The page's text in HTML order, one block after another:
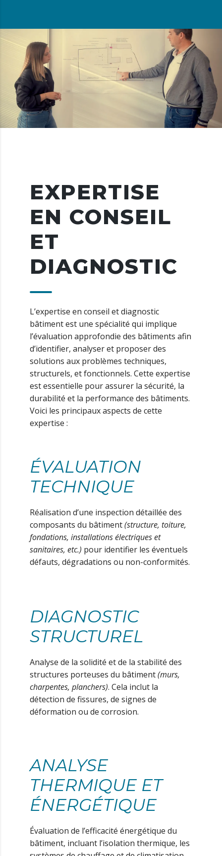
EXPERTISE
EN CONSEIL
ET
DIAGNOSTIC
L’expertise en conseil et diagnostic
bâtiment est une spécialité qui implique
l’évaluation approfondie des bâtiments afin
d’identifier, analyser et proposer des
solutions aux problèmes techniques,
structurels, et fonctionnels. Cette expertise
est essentielle pour assurer la sécurité, la
durabilité et la performance des bâtiments.
Voici les principaux aspects de cette
expertise :
ÉVALUATION
TECHNIQUE
Réalisation d’une inspection détaillée des
composants du bâtiment(structure, toiture,
fondations, installations électriques et
sanitaires, etc.) pour identifier les éventuels
défauts, dégradations ou non-conformités.
DIAGNOSTIC
STRUCTUREL
Analyse de la solidité et de la stabilité des
structures porteuses du bâtiment(murs,
charpentes, planchers). Cela inclut la
détection de fissures, de signes de
déformation ou de corrosion.
ANALYSE
THERMIQUE ET
ÉNERGÉTIQUE
Évaluation de l’efficacité énergétique du
bâtiment, incluant l’isolation thermique, les